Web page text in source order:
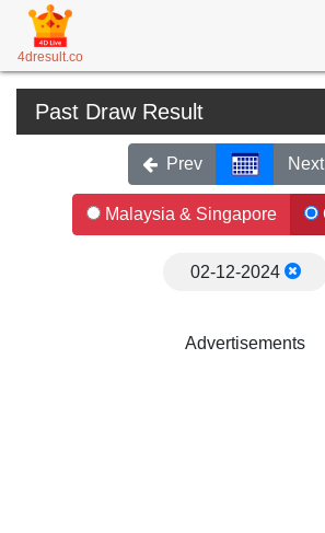
4dresult.co
Past Draw Result
Prev Next
Malaysia & Singapore
02-12-2024
Advertisements